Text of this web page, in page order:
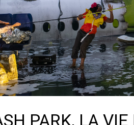
PARK, LA